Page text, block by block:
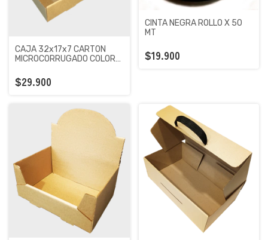
CAJA 32x17x7 CARTON
MICROCORRUGADO COLOR
$29.900
CINTA NEGRA ROLLO X 50
MT
$19.900